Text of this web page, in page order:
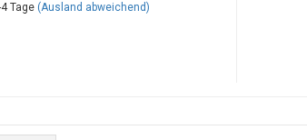
Tage (Ausland abweichend)